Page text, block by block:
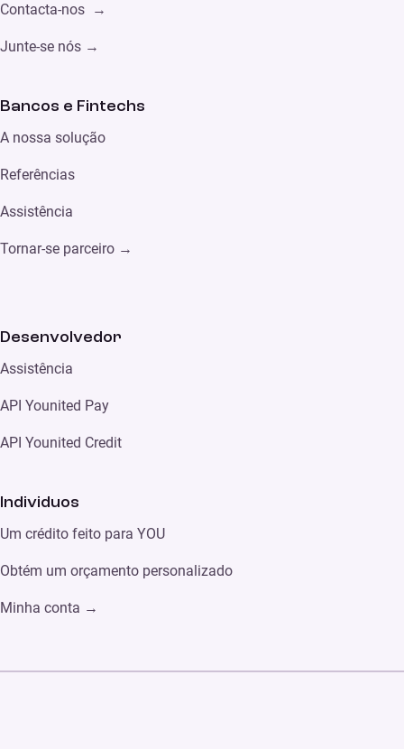
Contacta-nos →
Junte-se nós →
Bancos e Fintechs
A nossa solução
Referências
Assistência
Tornar-se parceiro →
Desenvolvedor
Assistência
API Younited Pay
API Younited Credit
Individuos
Um crédito feito para YOU
Obtém um orçamento personalizado
Minha conta →